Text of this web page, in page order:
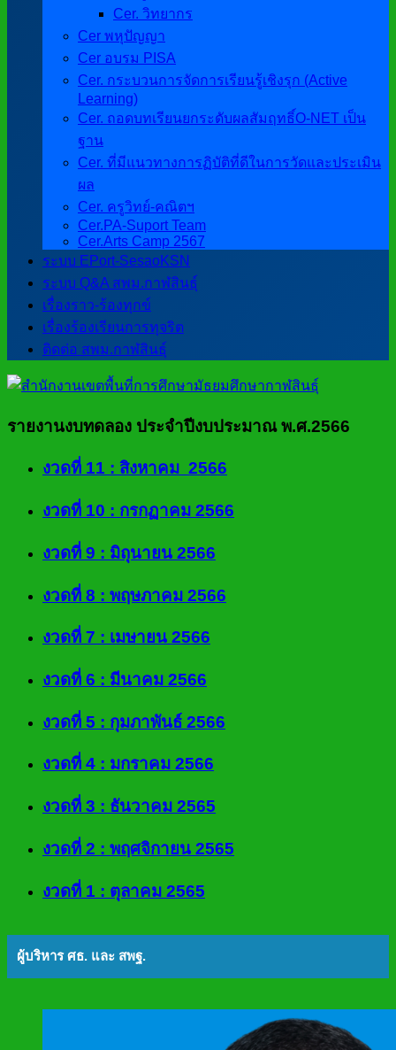
Cer. วิทยากร
Cer พหุปัญญา
Cer อบรม PISA
Cer. กระบวนการจัดการเรียนรู้เชิงรุก (Active
Learning)
Cer. ถอดบทเรียนยกระดับผลสัมฤทธิ์O-NET เป็น
ฐาน
Cer. ที่มีแนวทางการฏิบัติที่ดีในการวัดและประเมิน
ผล
Cer. ครูวิทย์-คณิตฯ
Cer.PA-Suport Team
Cer.Arts Camp 2567
ระบบ EPort-SesaoKSN
ระบบ Q&A สพม.กาฬสินธุ์
เรื่องราว-ร้องทุกข์
เรื่องร้องเรียนการทุจริต
ติดต่อ สพม.กาฬสินธุ์
รายงานงบทดลอง ประจำปีงบประมาณ พ.ศ.2566
งวดที่ 11 : สิงหาคม 2566
งวดที่ 10 : กรกฏาคม 2566
งวดที่ 9 : มิถุนายน 2566
งวดที่ 8 : พฤษภาคม 2566
งวดที่ 7 : เมษายน 2566
งวดที่ 6 : มีนาคม 2566
งวดที่ 5 : กุมภาพันธ์ 2566
งวดที่ 4 : มกราคม 2566
งวดที่ 3 : ธันวาคม 2565
งวดที่ 2 : พฤศจิกายน 2565
งวดที่ 1 : ตุลาคม 2565
ผู้บริหาร ศธ. และ สพฐ.